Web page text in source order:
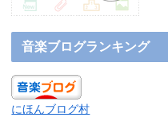
音楽ブログランキング
にほんブログ村